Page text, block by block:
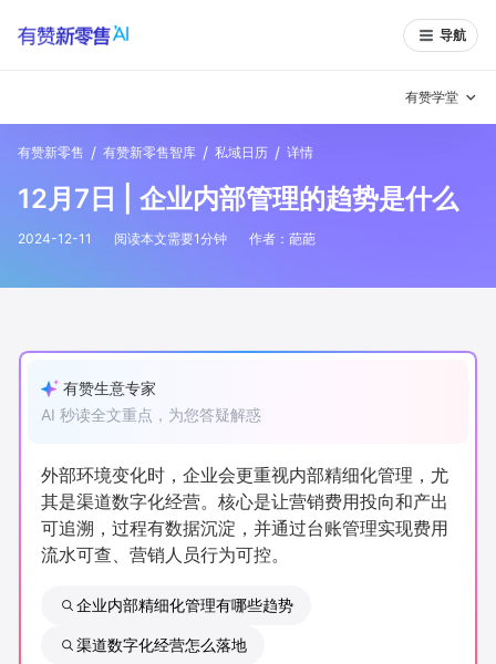
导航
有赞学堂
有赞春季发布会 实干家直播间
新零售大会 新零售茶会
新零售私享会 门店经营增长公开课
AllValue 战略合作
有赞新零售 / 有赞新零售智库 / 私域日历 / 详情
12月7日 | 企业内部管理的趋势是什么
2024-12-11 阅读本文需要1分钟 作者： 葩葩
有赞生意专家
AI 秒读全文重点，为您答疑解惑
外部环境变化时，企业会更重视内部精细化管理，尤
其是渠道数字化经营。核心是让营销费用投向和产出
可追溯，过程有数据沉淀，并通过台账管理实现费用
流水可查、营销人员行为可控。
企业内部精细化管理有哪些趋势
渠道数字化经营怎么落地